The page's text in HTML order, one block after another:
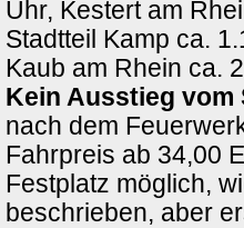
Uhr, Kestert am
Stadtteil Kamp ca.
Kaub am Rhein ca.
Kein Ausstieg vom
nach dem
Fahrpreis ab 34,00
Festplatz möglich,
beschrieben, aber